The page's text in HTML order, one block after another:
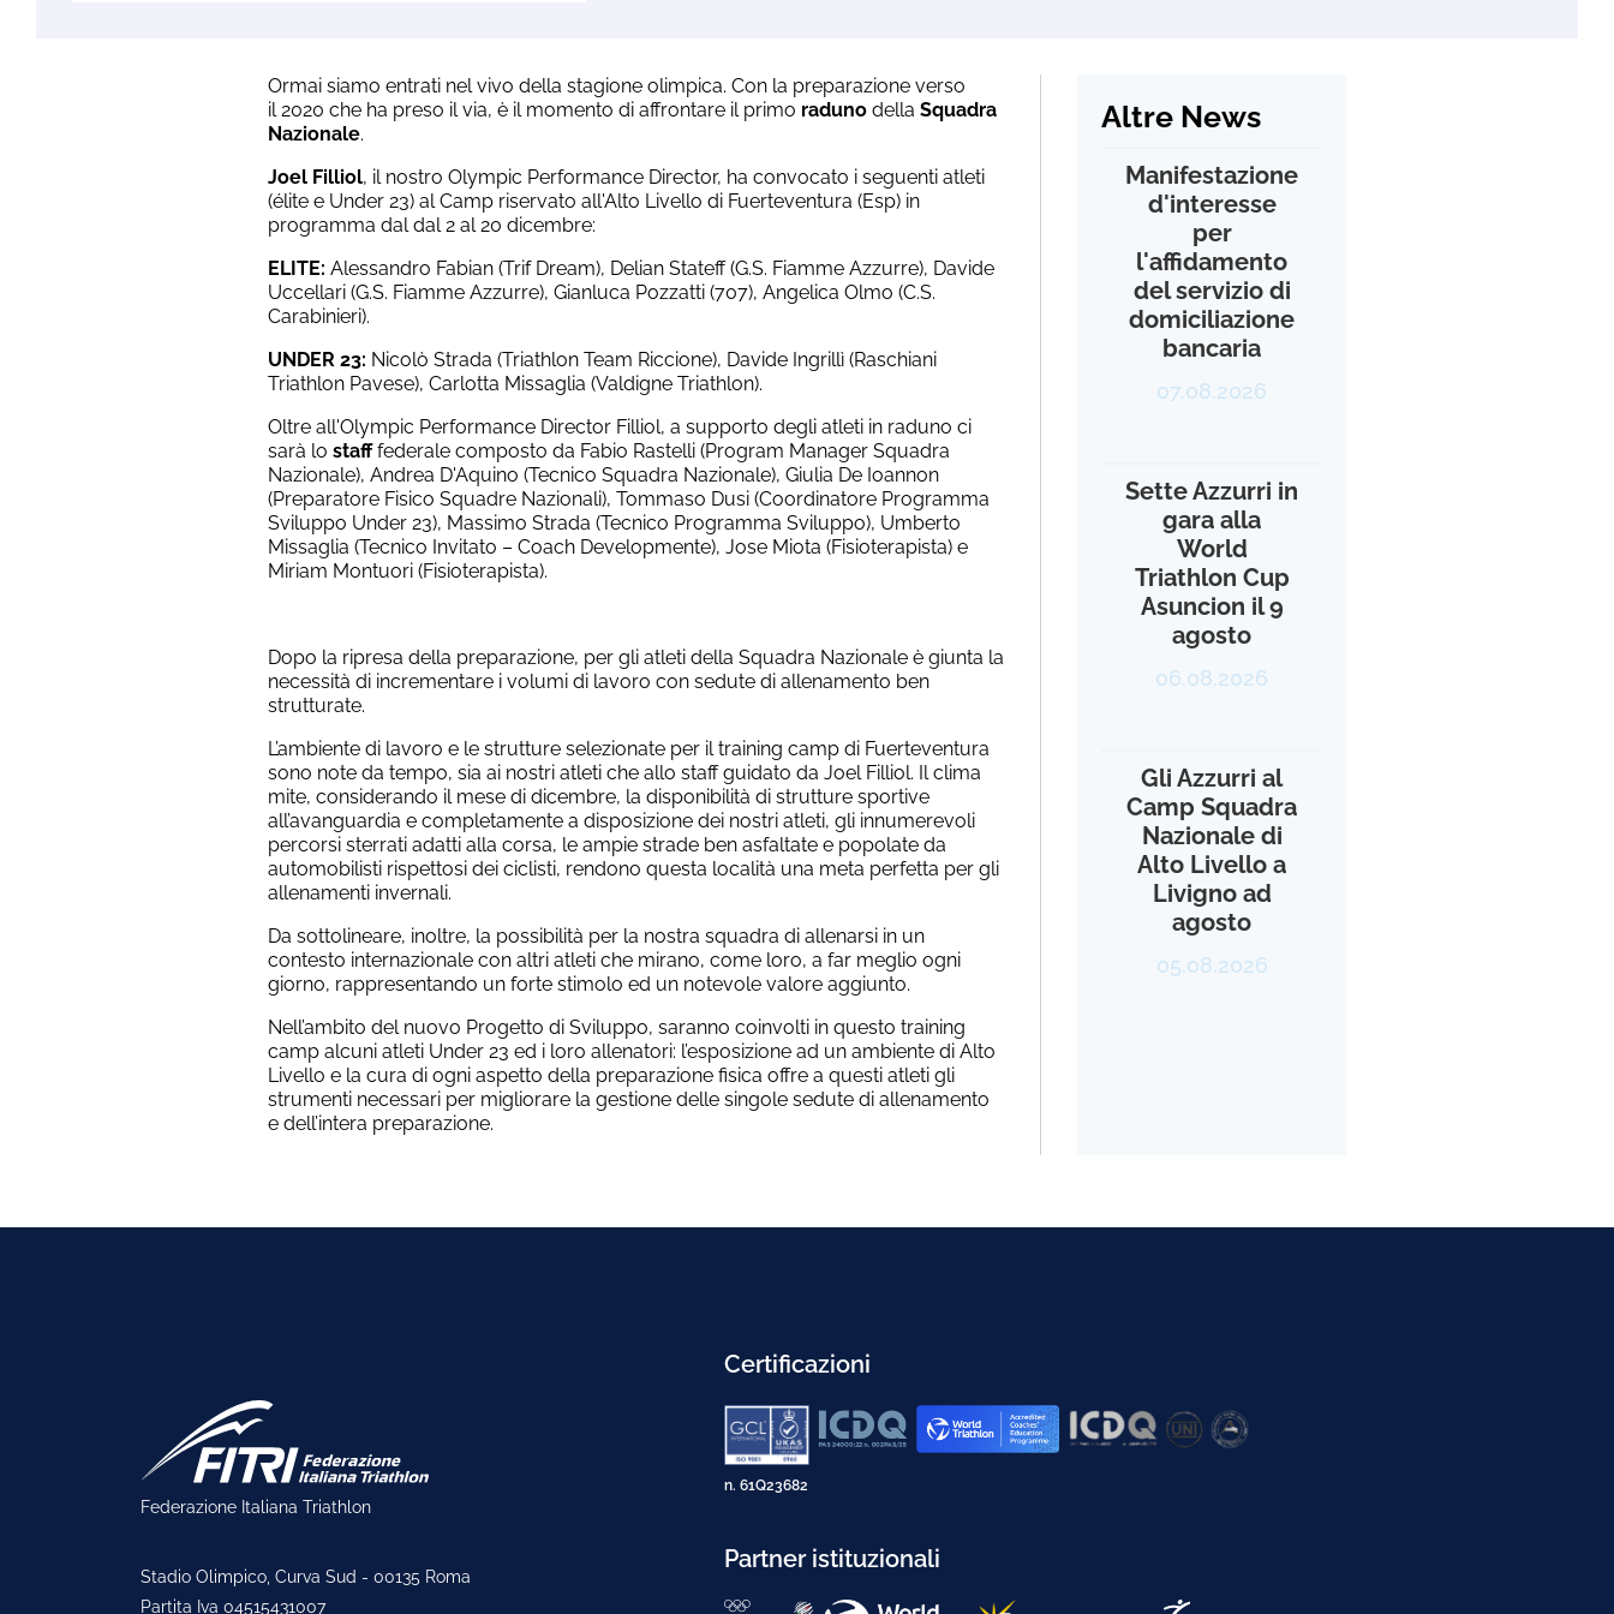
Ormai siamo entrati nel vivo della stagione olimpica. Con la preparazione verso
il 2020 che ha preso il via, è il momento di affrontare il primo radunodella Squadra
Nazionale.
Joel Filliol, il nostro Olympic Performance Director, ha convocato i seguenti atleti
(élite e Under 23) al Camp riservato all'Alto Livello di Fuerteventura (Esp) in
programma dal dal 2 al 20 dicembre:
ELITE: Alessandro Fabian (Trif Dream), Delian Stateff (G.S. Fiamme Azzurre), Davide
Uccellari (G.S. Fiamme Azzurre), Gianluca Pozzatti (707), Angelica Olmo (C.S.
Carabinieri).
UNDER 23: Nicolò Strada (Triathlon Team Riccione), Davide Ingrillì (Raschiani
Triathlon Pavese), Carlotta Missaglia (Valdigne Triathlon).
Oltre all'Olympic Performance Director Filliol, a supporto degli atleti in raduno ci
sarà lo stafffederale composto da Fabio Rastelli (Program Manager Squadra
Nazionale), Andrea D'Aquino (Tecnico Squadra Nazionale), Giulia De Ioannon
(Preparatore Fisico Squadre Nazionali), Tommaso Dusi (Coordinatore Programma
Sviluppo Under 23), Massimo Strada (Tecnico Programma Sviluppo), Umberto
Missaglia (Tecnico Invitato – Coach Developmente), Jose Miota (Fisioterapista) e
Miriam Montuori (Fisioterapista).
Dopo la ripresa della preparazione, per gli atleti della Squadra Nazionale è giunta la
necessità di incrementare i volumi di lavoro con sedute di allenamento ben
strutturate.
L’ambiente di lavoro e le strutture selezionate per il training camp di Fuerteventura
sono note da tempo, sia ai nostri atleti che allo staff guidato da Joel Filliol. Il clima
mite, considerando il mese di dicembre, la disponibilità di strutture sportive
all’avanguardia e completamente a disposizione dei nostri atleti, gli innumerevoli
percorsi sterrati adatti alla corsa, le ampie strade ben asfaltate e popolate da
automobilisti rispettosi dei ciclisti, rendono questa località una meta perfetta per gli
allenamenti invernali.
Da sottolineare, inoltre, la possibilità per la nostra squadra di allenarsi in un
contesto internazionale con altri atleti che mirano, come loro, a far meglio ogni
giorno, rappresentando un forte stimolo ed un notevole valore aggiunto.
Nell’ambito del nuovo Progetto di Sviluppo, saranno coinvolti in questo training
camp alcuni atleti Under 23 ed i loro allenatori: l’esposizione ad un ambiente di Alto
Livello e la cura di ogni aspetto della preparazione fisica offre a questi atleti gli
strumenti necessari per migliorare la gestione delle singole sedute di allenamento
e dell’intera preparazione.
Altre News
Manifestazione
d'interesse
per
l'affidamento
del servizio di
domiciliazione
bancaria
07.08.2026
Sette Azzurri in
gara alla
World
Triathlon Cup
Asuncion il 9
agosto
06.08.2026
Gli Azzurri al
Camp Squadra
Nazionale di
Alto Livello a
Livigno ad
agosto
05.08.2026
Federazione Italiana Triathlon
Stadio Olimpico, Curva Sud - 00135 Roma
Partita Iva 04515431007
Certificazioni
n. 61Q23682
Partner istituzionali